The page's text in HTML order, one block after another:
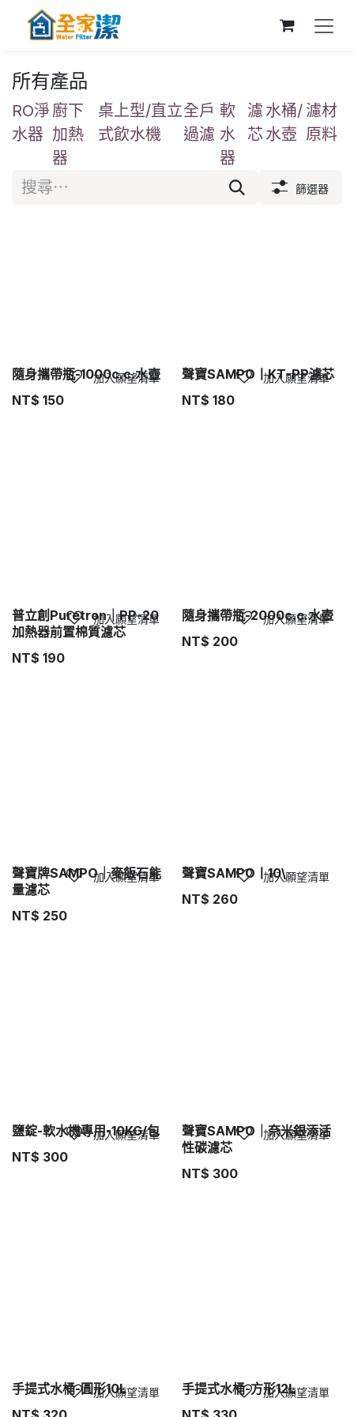
跳至內容
所有產品
RO淨
水器
廚下
加熱
器
桌上型/直立
式飲水機
全戶
過濾
軟
水
器
濾
芯
水桶/
水壺
濾材
原料
篩選器
隨身攜帶瓶-1000c.c.水壺
NT$ 150
加入願望清單
聲寶SAMPO丨KT-PP濾芯
NT$ 180
加入願望清單
普立創Puretron｜PP-20
加熱器前置棉質濾芯
NT$ 190
加入願望清單
隨身攜帶瓶-2000c.c.水壺
NT$ 200
加入願望清單
聲寶牌SAMPO｜麥飯石能
量濾芯
NT$ 250
加入願望清單
聲寶SAMPO丨10\
NT$ 260
加入願望清單
鹽錠-軟水機專用-10KG/包
NT$ 300
加入願望清單
聲寶SAMPO｜奈米銀添活
性碳濾芯
NT$ 300
加入願望清單
手提式水桶-圓形10L加入願望清單
手提式水桶-方形12L加入願望清單